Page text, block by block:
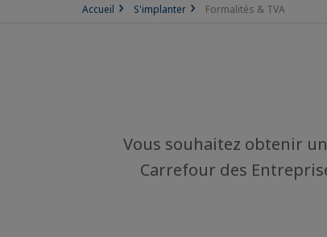
Accueil S'implanter Formalités & TVA
Vous souhaitez obtenir
Carrefour des